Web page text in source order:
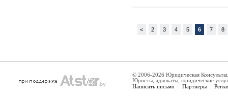
< 2 3 4 5 6 7 8
© 2006-2026 Юридическая
Юристы, адвокаты, юридические
Написать письмо Партнеры